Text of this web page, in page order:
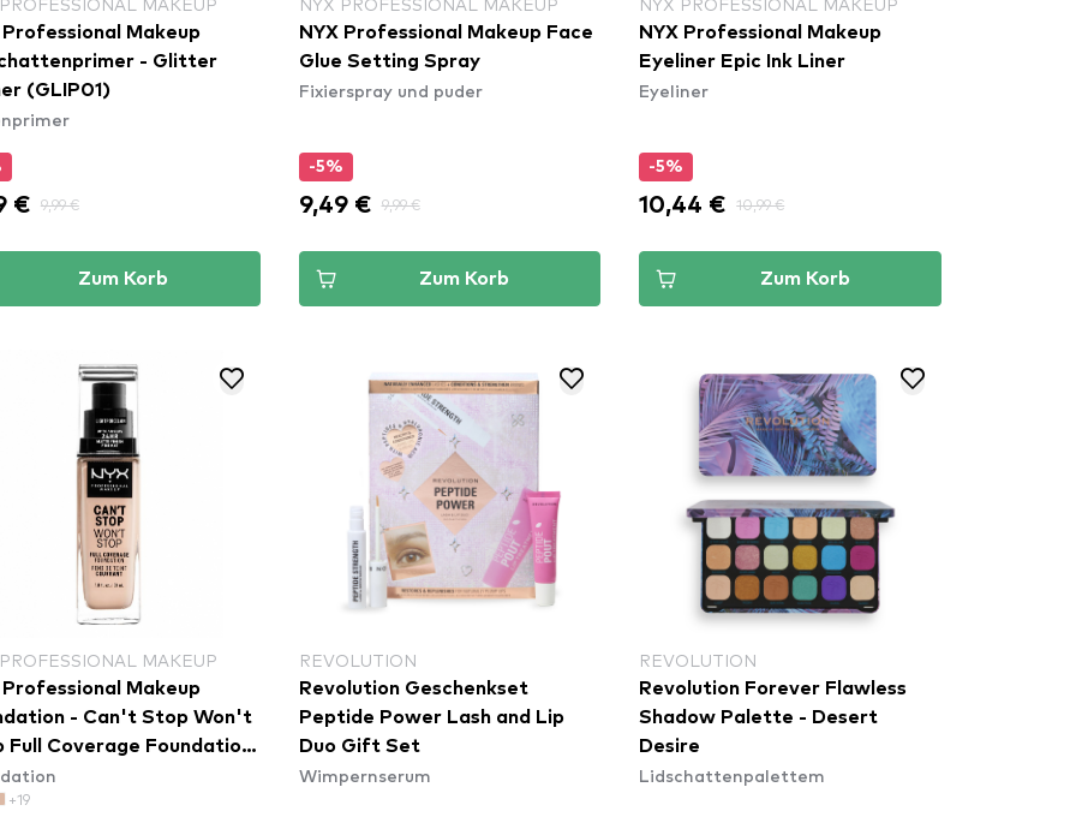
Professional Makeup
- Glitter
(GLIP01)
€ 9,99 €
Zum Korb
NYX Professional Makeup Face
Glue Setting Spray
Fixierspray und puder
-5%
9,49 € 9,99 €
Zum Korb
NYX Professional Makeup
Eyeliner Epic Ink Liner
Eyeliner
-5%
10,44 € 10,99 €
Zum Korb
MAKEUP
Professional Makeup
Can't Stop Won't
Full Coverage Foundation
Porcelain (CSWSF1.3)
+19
REVOLUTION
Revolution Geschenkset
Peptide Power Lash and Lip
Duo Gift Set
Wimpernserum
REVOLUTION
Revolution Forever Flawless
Shadow Palette - Desert
Desire
Lidschattenpalettem